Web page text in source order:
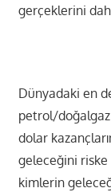
gerçeklerini
Dünyadaki en
petrol/doğalgaz
dolar
geleceğini riske
kimlerin